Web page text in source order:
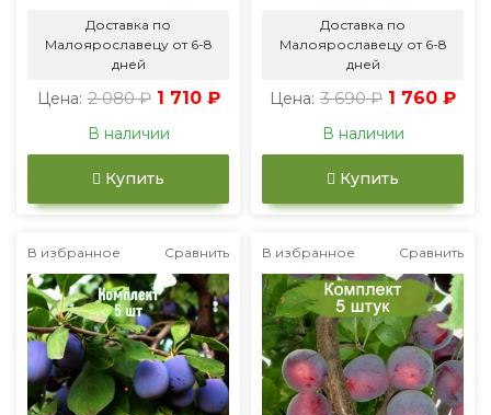
Доставка по
Малоярославецу от 6-8
дней
Цена: 2 080 ₽ 1 710 ₽
В наличии
Купить
Доставка по
Малоярославецу от 6-8
дней
Цена: 3 690 ₽ 1 760 ₽
В наличии
Купить
В избранное Сравнить В избранное Сравнить